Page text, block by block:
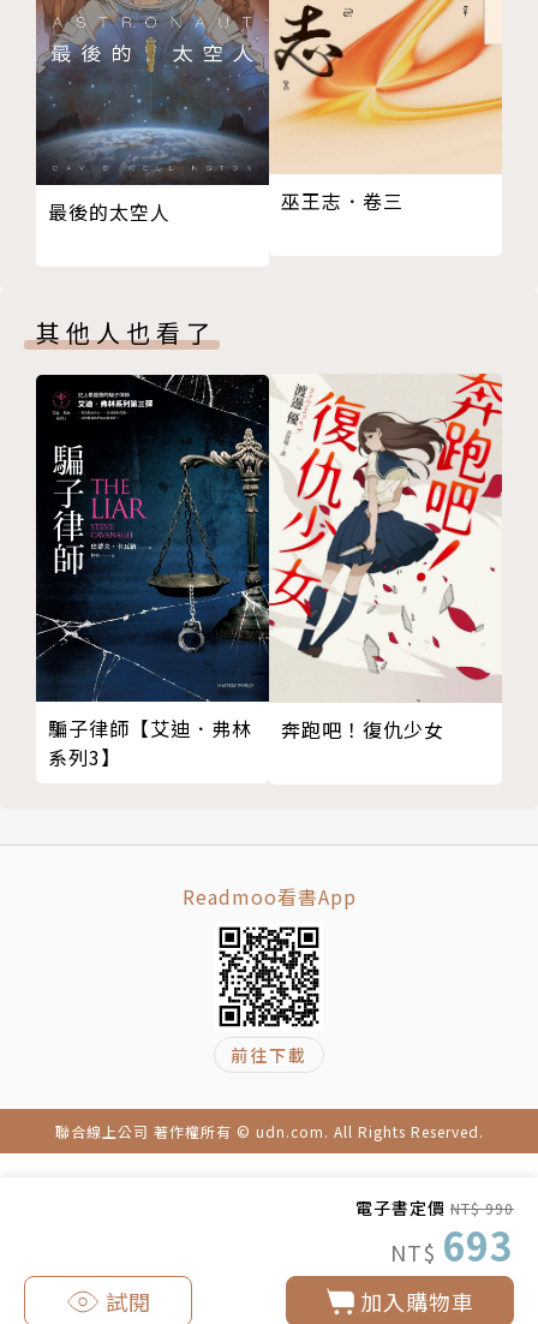
電子書定價 NT$ 990
NT$ 693
加入購物車
試閱
【這套書最適合這樣的你──】
★文學愛好者：我們終究要讀唐詩的，只要這套就夠
了。
★創作者及行銷文案：體會唐詩用字遣詞之精闢，欣賞
篇章布局之巧妙。
★大學生及高中生：快速掌握每首詩的重點及典故，寫
出精確的評論。
本書特色
★最全面的唐詩選集。讀唐詩，這一套就夠了。全套三
卷共收錄一百八十九位詩人、約一千一百首詩作。
★俞平伯、程千帆、蕭滌非等一百三十三位學者專家共
襄盛舉。
★每首詩皆有詳盡的鑑賞解析文章，並廣採歷代詩評家
的精闢見解。
★全新校訂增修。唐代詩人最愛引用的各種典故，皆列
出詳細出處。
★全套書依詩人年代編排。每位詩人附有小傳，下列一
首至百餘首的詩。不僅方便讀者檢索，也讓讀者更能掌
握初唐、盛唐、中唐、晚唐不同時期的風格。
32位臺灣作家 X 高中老師 X 大學教授
張曼娟（教授／作家）
陳安儀（閱讀寫作老師／親職教育作家）
敏鎬（敏鎬的黑特事務所、《人生自古誰不廢》作者）
謝佩芬（臺灣大學中文系教授）
潘麗珠（臺灣師範大學國文學系教授）
蘇怡如（世新大學中文系副教授）
李適之
陳子昂
賀知章
沈如筠
張若虛
張說
蘇頲
王之渙
孟浩然
李頎
綦毋潛
王昌齡
祖詠
王維
丘為
李白
劉眘虛
王灣
孫逖
崔國輔
劉長卿
李冶
最後的太空人 巫王志．卷三
其他人也看了
騙子律師【艾迪．弗林
系列3】
奔跑吧！復仇少女
Readmoo看書App
前往下載
聯合線上公司 著作權所有 © udn.com. All Rights Reserved.